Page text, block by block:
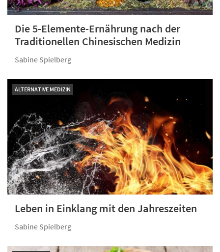
Die 5-Elemente-Ernährung nach der
Traditionellen Chinesischen Medizin
Sabine Spielberg
ALTERNATIVE MEDIZIN
Leben in Einklang mit den Jahreszeiten
Sabine Spielberg